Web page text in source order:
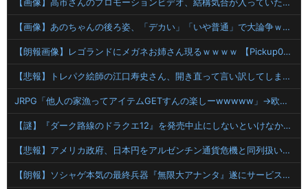
【画像】高市さんのプロモーションビデオ、結構気合が入っていたｗｗｗｗｗ高級機材で手ブレ対策ばっちり
【画像】あのちゃんの後ろ姿、「デカい」「いや普通」で大論争ｗｗｗｗ
【朗報画像】レゴランドにメガネお姉さん現るｗｗｗｗ 【Pickup07093028】
【悲報】トレパク絵師の江口寿史さん、開き直って言い訳してしまう。全く反省してないと話題に
JRPG「他人の家漁ってアイテムGETすんの楽しーwwwww」→欧米で馬鹿にされてしまう
【謎】『ダーク路線のドラクエ12』を発売中止にしないといけなかった理由ってガチでなに？とりあえすだせばいいやん
【悲報】アメリカ政府、日本円をアルゼンチン通貨危機と同列扱いへ・・・
【朗報】ソシャゲ本気の最終兵器『無限大アナンタ』遂にサービス開始へwwww